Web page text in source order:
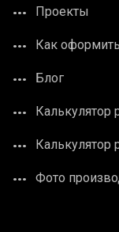
Проекты
Как
Блог
Калькулятор
Калькулятор
Фото